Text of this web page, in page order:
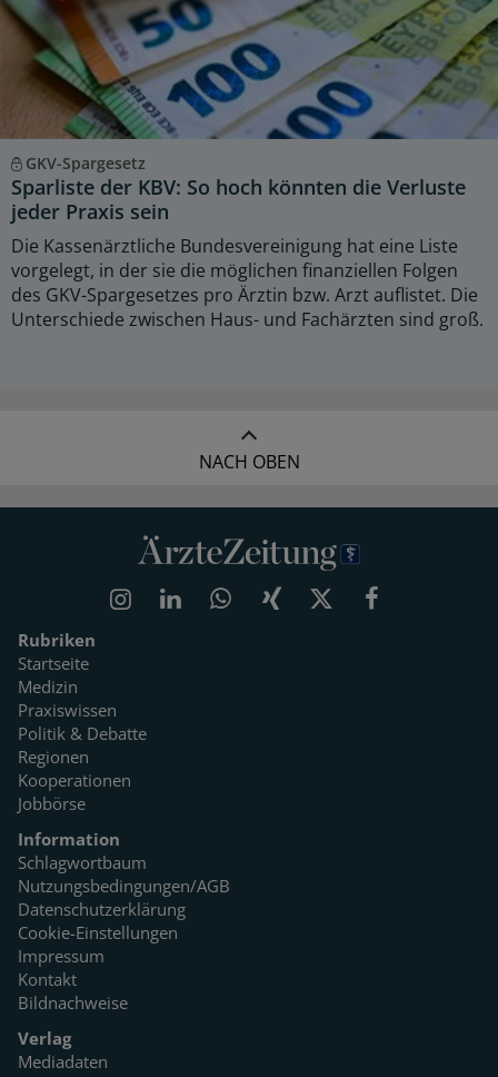
GKV-Spargesetz
Sparliste der KBV: So hoch könnten die Verluste
jeder Praxis sein
Die Kassenärztliche Bundesvereinigung hat eine Liste
vorgelegt, in der sie die möglichen finanziellen Folgen
des GKV-Spargesetzes pro Ärztin bzw. Arzt auflistet. Die
Unterschiede zwischen Haus- und Fachärzten sind groß.
NACH OBEN
Rubriken
Startseite
Medizin
Praxiswissen
Politik & Debatte
Regionen
Kooperationen
Jobbörse
Information
Schlagwortbaum
Nutzungsbedingungen/AGB
Datenschutzerklärung
Cookie-Einstellungen
Impressum
Kontakt
Bildnachweise
Verlag
Mediadaten